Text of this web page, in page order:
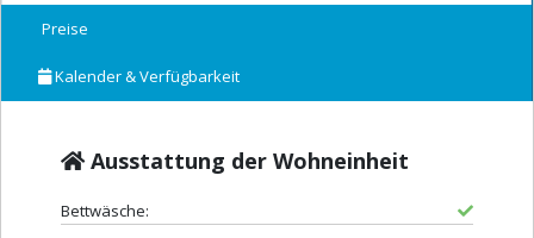
Preise
Kalender & Verfügbarkeit
Ausstattung der Wohneinheit
Bettwäsche: